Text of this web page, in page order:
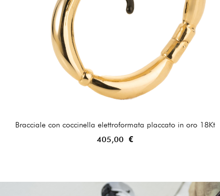
Bracciale con coccinella elettroformata placcato in oro 18Kt
405,00 €